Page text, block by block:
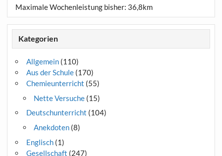
Maximale Wochenleistung bisher: 36,8km
Kategorien
Allgemein(110)
Aus der Schule(170)
Chemieunterricht (55)
Nette Versuche(15)
Deutschunterricht (104)
Anekdoten(8)
Englisch(1)
Gesellschaft (247)